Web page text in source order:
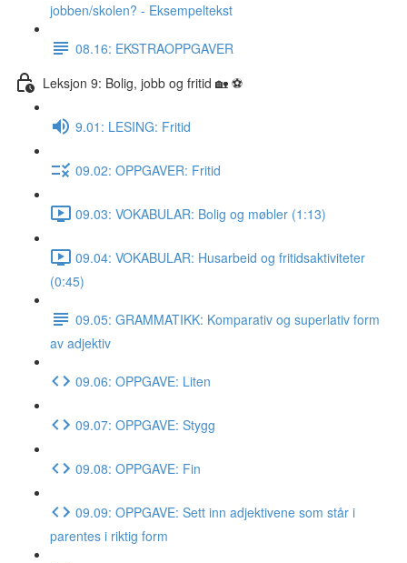
jobben/skolen? - Eksempeltekst
08.16: EKSTRAOPPGAVER
Leksjon 9: Bolig, jobb og fritid 🏡 ⚽️
9.01: LESING: Fritid
09.02: OPPGAVER: Fritid
09.03: VOKABULAR: Bolig og møbler (1:13)
09.04: VOKABULAR: Husarbeid og fritidsaktiviteter
(0:45)
09.05: GRAMMATIKK: Komparativ og superlativ form
av adjektiv
09.06: OPPGAVE: Liten
09.07: OPPGAVE: Stygg
09.08: OPPGAVE: Fin
09.09: OPPGAVE: Sett inn adjektivene som står i
parentes i riktig form